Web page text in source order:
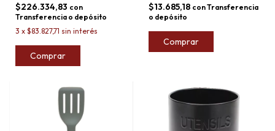
$226.334,83 con
Transferencia o depósito
3 x $83.827,71 sin interés
Comprar
$13.685,18 conTransferencia
o depósito
Comprar